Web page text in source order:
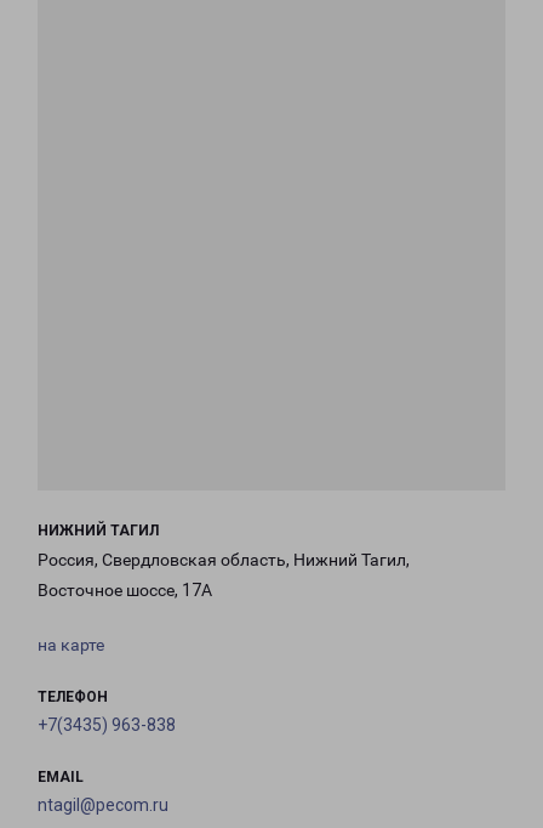
НИЖНИЙ ТАГИЛ
Россия, Свердловская область, Нижний Тагил,
Восточное шоссе, 17А
на карте
ТЕЛЕФОН
+7(3435) 963-838
EMAIL
ntagil@pecom.ru